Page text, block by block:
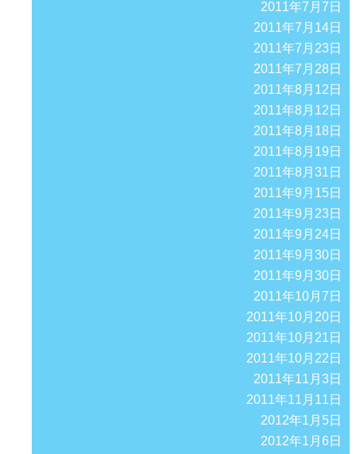
2011年7月7日
2011年7月14日
2011年7月23日
2011年7月28日
2011年8月12日
2011年8月12日
2011年8月18日
2011年8月19日
2011年8月31日
2011年9月15日
2011年9月23日
2011年9月24日
2011年9月30日
2011年9月30日
2011年10月7日
2011年10月20日
2011年10月21日
2011年10月22日
2011年11月3日
2011年11月11日
2012年1月5日
2012年1月6日